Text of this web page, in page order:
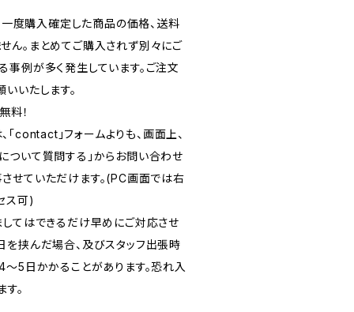
度購入確定した商品の価格、送料
ん。まとめてご購入されず別々にご
例が多く発生しています。ご注文
いたします。
料！
contact｣フォームよりも、画面上、
ついて質問する｣からお問い合わせ
せていただけます。(PC画面では右
ス可)
てはできるだけ早めにご対応させ
を挟んだ場合、及びスタッフ出張時
5日かかることがあります。恐れ入
。